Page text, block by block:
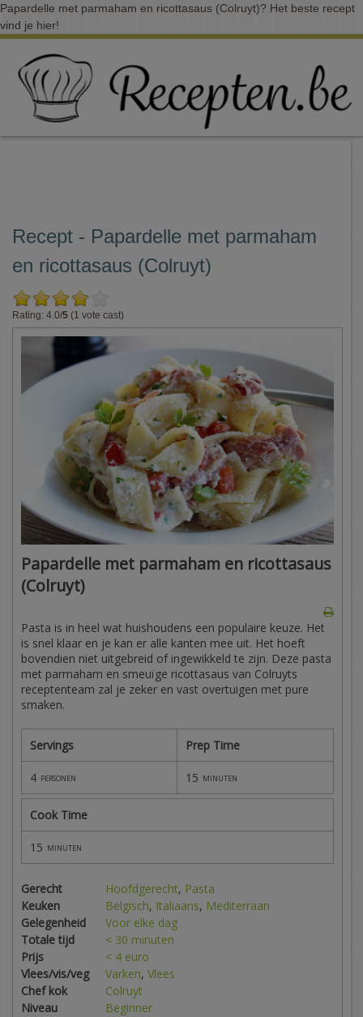
Papardelle met parmaham en ricottasaus (Colruyt)? Het beste recept
vind je hier!
Recept - Papardelle met parmaham
en ricottasaus (Colruyt)
Rating: 4.0/5 (1 vote cast)
Papardelle met parmaham en ricottasaus
(Colruyt)
Pasta is in heel wat huishoudens een populaire keuze. Het
is snel klaar en je kan er alle kanten mee uit. Het hoeft
bovendien niet uitgebreid of ingewikkeld te zijn. Deze pasta
met parmaham en smeuïge ricottasaus van Colruyts
receptenteam zal je zeker en vast overtuigen met pure
smaken.
Servings Prep Time
4 personen 15 minuten
Cook Time
15 minuten
Gerecht Hoofdgerecht, Pasta
Keuken
Belgisch, Italiaans, Mediterraan
Gelegenheid
Voor elke dag
Totale tijd
< 30 minuten
Prijs
< 4 euro
Vlees/vis/veg
Varken, Vlees
Chef kok
Colruyt
Niveau
Beginner